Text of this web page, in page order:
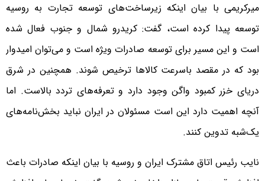
میرکریمی با بیان اینکه زیرساخت‌های توسعه تجارت به روسیه
توسعه پیدا کرده است، گفت: کریدرو شمال و جنوب فعال شده
است و این مسیر برای توسعه صادرات ویژه است و می‌توان امیدوار
بود که در مقصد باسرعت کالاها ترخیص شوند. همچنین در شرق
دریای خزر کمبود واگن وجود دارد و تعرفه‌های تردد بالاست. اما
آنچه اهمیت دارد این است مسئولان در ایران نباید بخش‌نامه‌های
یک‌شبه تدوین کنند.
نایب رئیس اتاق مشترک ایران و روسیه با بیان اینکه صادرات باعث